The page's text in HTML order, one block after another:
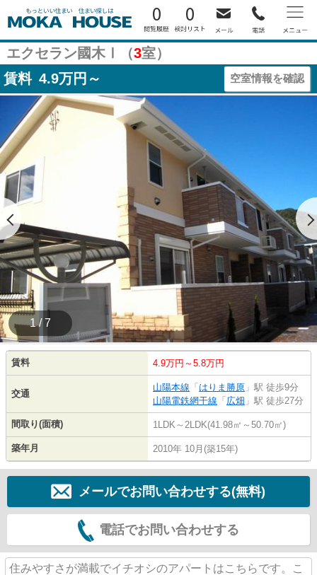
0 0
エクセラン國木Ⅰ（3室）
賃料 4.9万円～ 空室情報を確認
1 / 7
賃料 4.9万円～5.8万円
交通
山陽本線 「 はりま勝原 」駅 徒歩9分
山陽電鉄網干線 「 広畑 」駅 徒歩27分
間取り(面積) 1LDK～2LDK(41.98㎡～50.70㎡)
築年月 2010年 10月(築15年)
メールでお問い合わせする(無料)
電話でお問い合わせする
住みやすさが満載でイチオシのアパートはこちらです。こ